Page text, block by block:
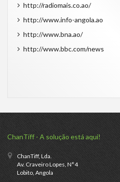
http://radiomais.co.ao/
http://www.info-angola.ao
http://www.bna.ao/
http://www.bbc.com/news
ChanTiff - A solução está aqui!
ChanTiff, Lda.
Av. Craveiro Lopes, N°4
Lobito, Angola